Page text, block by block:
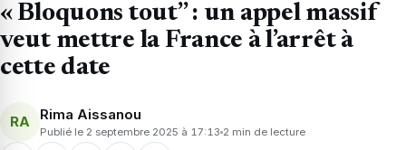
« Bloquons tout” : un appel massif
veut mettre la France à l’arrêt à
cette date
RA Rima Aissanou
Publié le 2 septembre 2025 à 17:13 2 min de lecture